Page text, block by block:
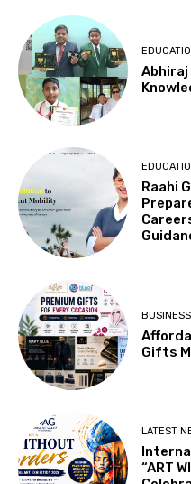
Abhiraj
Raahi
BUSINESS
Gifts
LATEST
“ART